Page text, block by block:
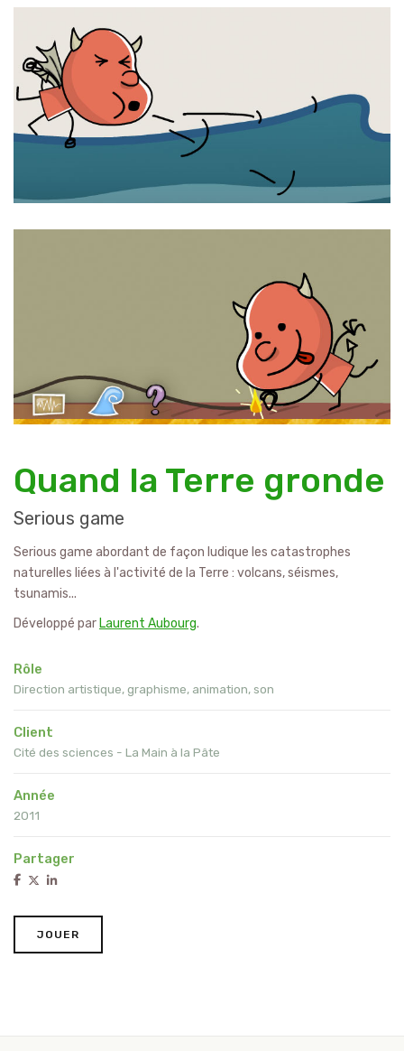
Quand la Terre gronde
Serious game
Serious game abordant de façon ludique les catastrophes
naturelles liées à l'activité de la Terre : volcans, séismes,
tsunamis...
Développé parLaurent Aubourg.
Rôle
Direction artistique, graphisme, animation, son
Client
Cité des sciences - La Main à la Pâte
Année
2011
Partager
JOUER